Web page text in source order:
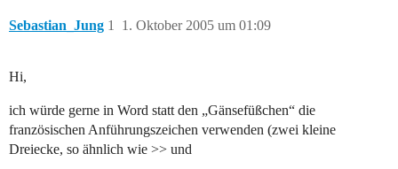
Sebastian_Jung 1. Oktober 2005 um 01:09
1
Hi,
ich würde gerne in Word statt den „Gänsefüßchen“ die
französischen Anführungszeichen verwenden (zwei kleine
Dreiecke, so ähnlich wie >> und